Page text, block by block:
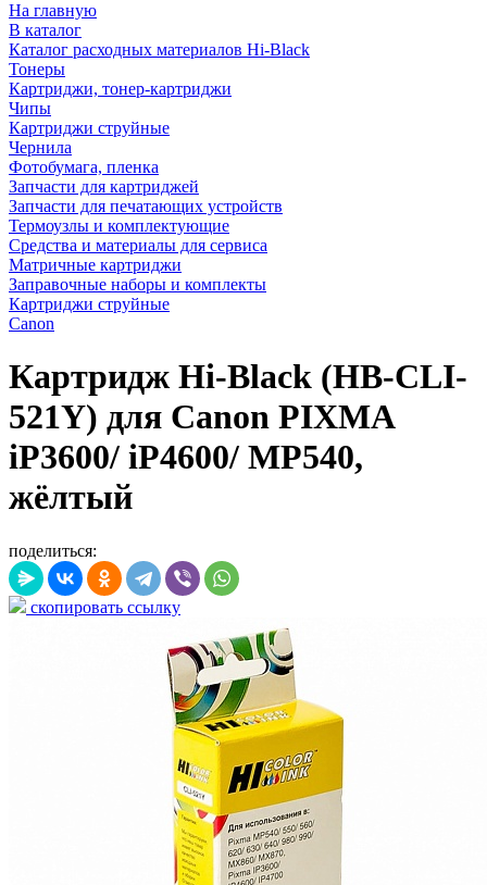
На главную
В каталог
Каталог расходных материалов Hi-Black
Тонеры
Картриджи, тонер-картриджи
Чипы
Картриджи струйные
Чернила
Фотобумага, пленка
Запчасти для картриджей
Запчасти для печатающих устройств
Термоузлы и комплектующие
Средства и материалы для сервиса
Матричные картриджи
Заправочные наборы и комплекты
Картриджи струйные
Canon
Картридж Hi-Black (HB-CLI-
521Y) для Canon PIXMA
iP3600/ iP4600/ MP540,
жёлтый
поделиться:
скопировать ссылку